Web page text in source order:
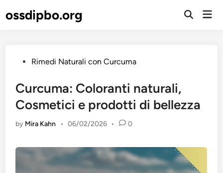
toossdipbo.org
Open
PostedRimedi Naturali con Curcuma
Curcuma: Coloranti naturali,
Cosmetici e prodotti di bellezza
by Mira Kahn • 06/02/2026 • 0